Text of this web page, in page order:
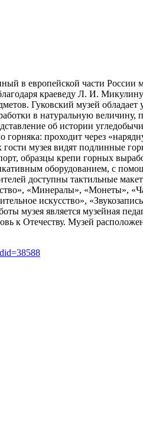
в европейской части России
краеведу Л. И.
Гуковский музей
в натуральную величину,
об истории
горняка: проходит через
музея видят подлинные
образцы крепи горных
оборудованием, с
доступны тактильные
«Минералы», «Монеты»,
искусство»,
музея является музейная
к Отечеству. Музей